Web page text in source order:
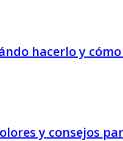
hacerlo y
y consejos